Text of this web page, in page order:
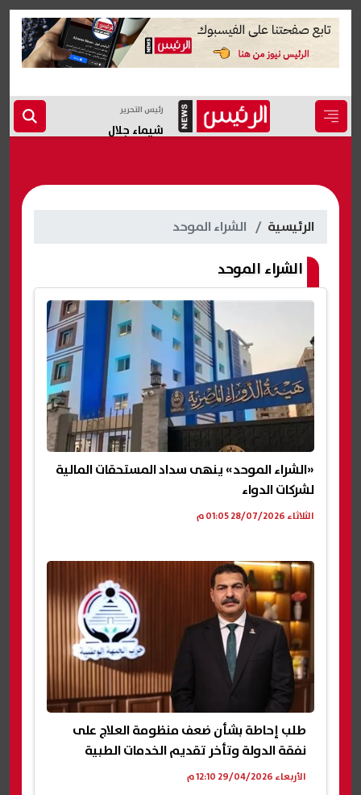
رئيس التحرير
شيماء جلال
الرئيسية الشراء الموحد
الشراء الموحد
«الشراء الموحد» ينهى سداد المستحقات المالية
لشركات الدواء
الثلاثاء 28/07/2026 01:05 م
طلب إحاطة بشأن ضعف منظومة العلاج على
نفقة الدولة وتأخر تقديم الخدمات الطبية
الأربعاء 29/04/2026 12:10 م